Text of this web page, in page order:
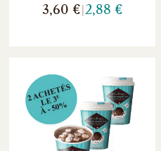
3,60 € 2,88 €